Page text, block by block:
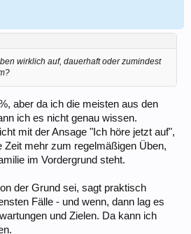
wirklich auf, dauerhaft oder zumindest
aber da ich die meisten aus den
ich es nicht genau wissen.
mit der Ansage "Ich höre jetzt auf",
Zeit mehr zum regelmäßigen Üben,
im Vordergrund steht.
der Grund sei, sagt praktisch
Fälle - und wenn, dann lag es
und Zielen. Da kann ich